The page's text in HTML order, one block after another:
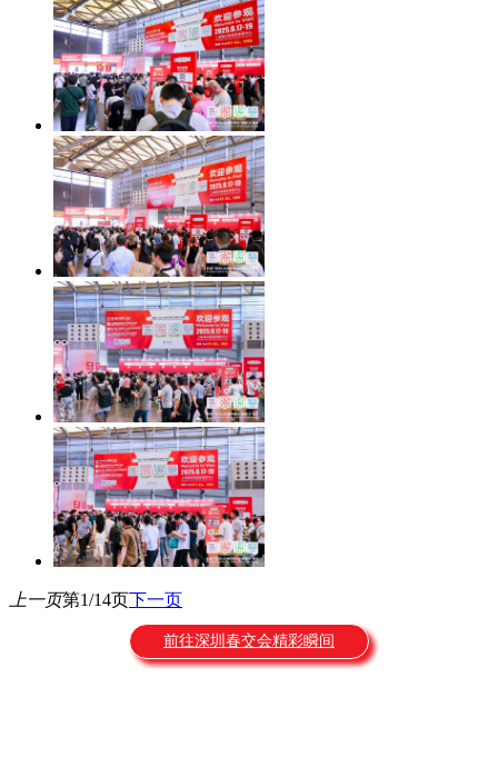
上一页第1/14页下一页
前往深圳春交会精彩瞬间